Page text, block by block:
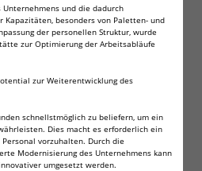
Unternehmens und die dadurch
besonders von Paletten- und
der personellen Struktur, wurde
zur Optimierung der Arbeitsabläufe
zur Weiterentwicklung des
schnellstmöglich zu beliefern, um ein
Dies macht es erforderlich ein
vorzuhalten. Durch die
Modernisierung des Unternehmens kann
umgesetzt werden.
hochwertig!
E-CR2430
finden unter anderem